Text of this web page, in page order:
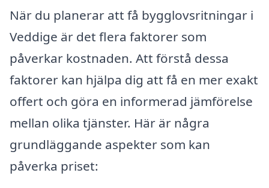
När du planerar att få bygglovsritningar i
Veddige är det flera faktorer som
påverkar kostnaden. Att förstå dessa
faktorer kan hjälpa dig att få en mer exakt
offert och göra en informerad jämförelse
mellan olika tjänster. Här är några
grundläggande aspekter som kan
påverka priset: